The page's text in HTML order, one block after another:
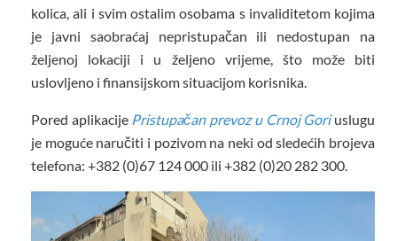
kolica, ali i svim ostalim osobama s invaliditetom kojima
je javni saobraćaj nepristupačan ili nedostupan na
željenoj lokaciji i u željeno vrijeme, što može biti
uslovljeno i finansijskom situacijom korisnika.
Pored aplikacije Pristupačan prevoz u Crnoj Goriuslugu
je moguće naručiti i pozivom na neki od sledećih brojeva
telefona: +382 (0)67 124 000 ili +382 (0)20 282 300.